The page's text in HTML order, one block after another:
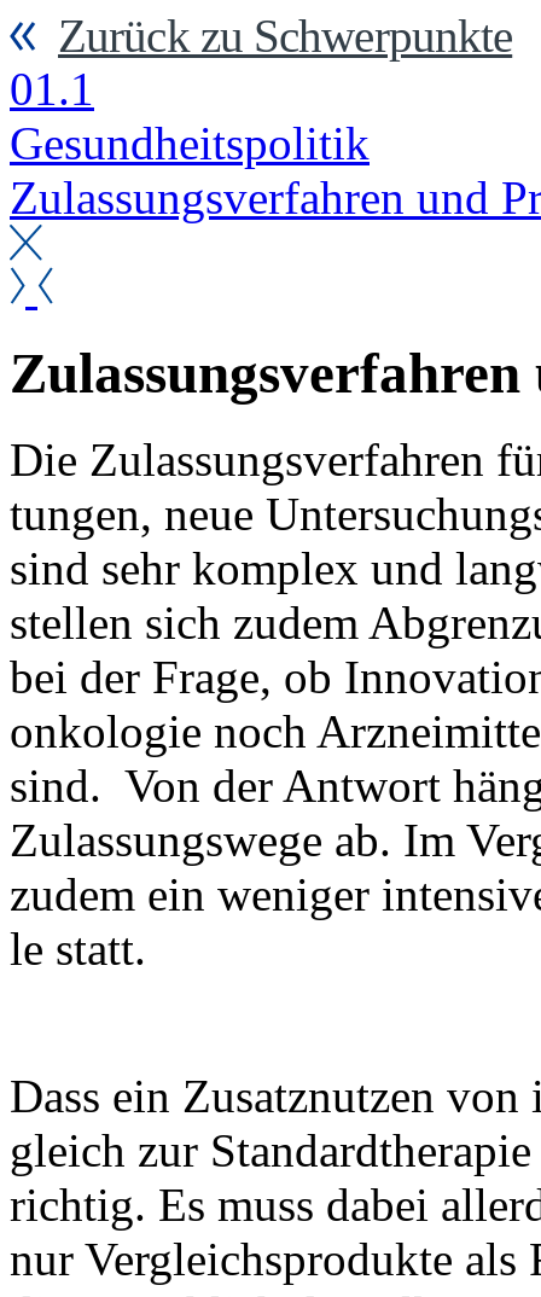
Zurück zu Schwerpunkte
01.1
Ge­sund­heits­po­li­tik
Zu­las­sungs­ver­fah­ren und
Zu­las­sungs­ver­fah­ren
Die Zu­las­sungs­ver­fah­ren
tun­gen, neue
sind sehr kom­plex und
stel­len sich zu­dem
bei der Fra­ge, ob
on­ko­lo­gie noch
sind. Von der Ant­wort
Zu­las­sungs­we­ge ab. Im
zu­dem ein we­ni­ger
le statt.
Dass ein Zu­satz­nut­zen
gleich zur
rich­tig. Es muss da­bei
nur Ver­gleichs­pro­duk­te als